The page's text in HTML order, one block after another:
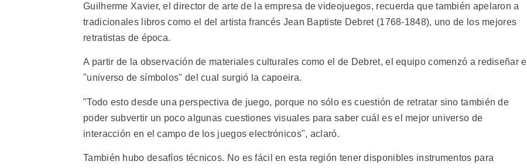
Guilherme Xavier, el director de arte de la empresa de videojuegos, recuerda que también apelaron a
tradicionales libros como el del artista francés Jean Baptiste Debret (1768-1848), uno de los mejores
retratistas de época.
A partir de la observación de materiales culturales como el de Debret, el equipo comenzó a rediseñar el
"universo de símbolos" del cual surgió la capoeira.
"Todo esto desde una perspectiva de juego, porque no sólo es cuestión de retratar sino también de
poder subvertir un poco algunas cuestiones visuales para saber cuál es el mejor universo de
interacción en el campo de los juegos electrónicos", aclaró.
También hubo desafíos técnicos. No es fácil en esta región tener disponibles instrumentos para